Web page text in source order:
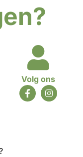
Volg ons